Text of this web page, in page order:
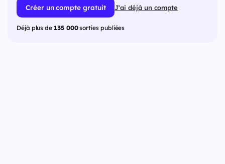
Créer un compte gratuit J'ai déjà un compte
Déjà plus de 135 000sorties publiées